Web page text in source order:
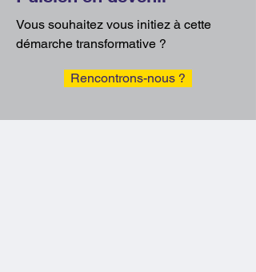
Vous souhaitez vous initiez à cette
démarche transformative ?
Rencontrons-nous ?